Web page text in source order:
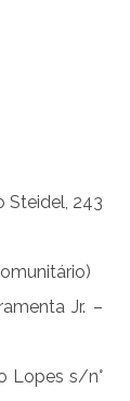
Steidel, 243
Jr. –
Lopes s/n°